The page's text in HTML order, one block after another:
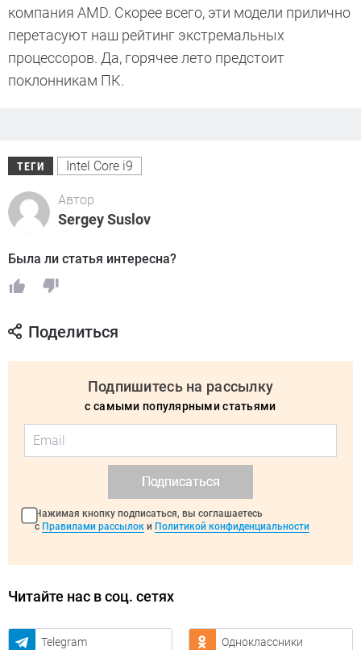
компания AMD. Скорее всего, эти модели прилично
перетасуют наш рейтинг экстремальных
процессоров. Да, горячее лето предстоит
поклонникам ПК.
ТЕГИ Intel Core i9
Автор
Sergey Suslov
Была ли статья интересна?
Поделиться
Подпишитесь на рассылку
с самыми популярными статьями
Подписаться
Нажимая кнопку подписаться, вы соглашаетесь
с Правилами рассылок и Политикой конфиденциальности
Читайте нас в соц. сетях
Telegram Одноклассники